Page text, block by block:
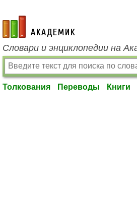
academic.ru
Словари и энциклопедии на
Толкования Переводы Книги